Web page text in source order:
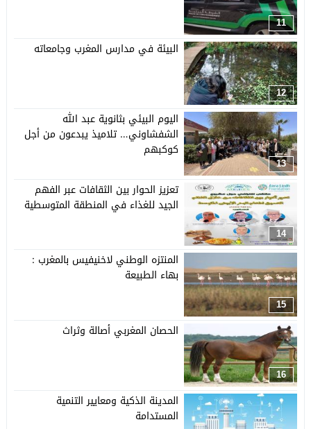
11
12
البيئة في مدارس المغرب وجامعاته
13
اليوم البيئي بثانوية عبد الله
الشفشاوني… تلاميذ يبدعون من أجل
كوكبهم
14
تعزيز الحوار بين الثقافات عبر الفهم
الجيد للغذاء في المنطقة المتوسطية
15
المنتزه الوطني لاخنيفيس بالمغرب :
بهاء الطبيعة
16
الحصان المغربي أصالة وثراث
المدينة الذكية ومعايير التنمية
المستدامة